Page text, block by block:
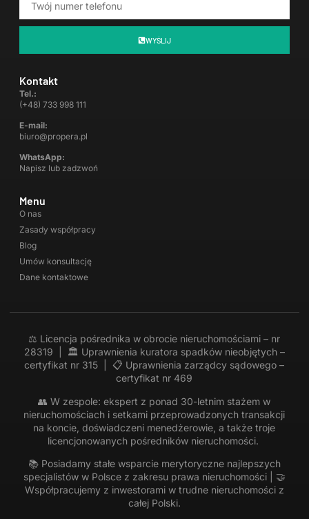
Kontakt
Tel.:
(+48) 733 998 111
E-mail:
biuro@propera.pl
WhatsApp:
Napisz lub zadzwoń
Menu
O nas
Zasady współpracy
Blog
Umów konsultację
Dane kontaktowe
WYŚLIJ
⚖️ Licencja pośrednika w obrocie nieruchomościami – nr
28319 | 🏛 Uprawnienia kuratora spadków nieobjętych –
certyfikat nr 315 | 📋 Uprawnienia zarządcy sądowego –
certyfikat nr 469
👥 W zespole: ekspert z ponad 30-letnim stażem w
nieruchomościach i setkami przeprowadzonych transakcji
na koncie, doświadczeni menedżerowie, a także troje
licencjonowanych pośredników nieruchomości.
📚 Posiadamy stałe wsparcie merytoryczne najlepszych
specjalistów w Polsce z zakresu prawa nieruchomości | 🤝
Współpracujemy z inwestorami w trudne nieruchomości z
całej Polski.